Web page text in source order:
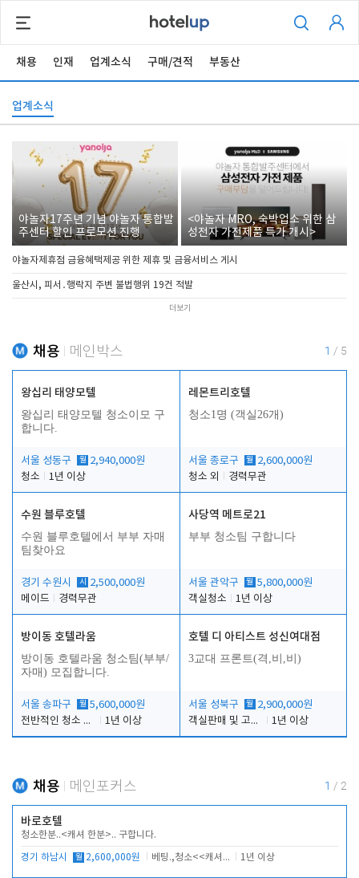
채용 인재 업계소식 구매/견적 부동산
업계소식
야놀자17주년 기념 야놀자 통합발
주센터 할인 프로모션 진행
<야놀자 MRO, 숙박업소 위한 삼
성전자 가전제품 특가 개시>
야놀자제휴점 금융혜택제공 위한 제휴 및 금융서비스 게시
울산시, 피서․행락지 주변 불법행위 19건 적발
더보기
채용 메인박스 1 / 5
왕십리 태양모텔
왕십리 태양모텔 청소이모 구
합니다.
서울 성동구 월 2,940,000원
청소
1년 이상
레몬트리호텔
청소1명 (객실26개)
서울 종로구 월 2,600,000원
청소 외
경력무관
수원 블루호텔
수원 블루호텔에서 부부 자매
팀찾아요
경기 수원시 시
2,500,000원
메이드
경력무관
사당역 메트로21
부부 청소팀 구합니다
서울 관악구 월 5,800,000원
객실청소
1년 이상
방이동 호텔라움
방이동 호텔라움 청소팀(부부/
자매) 모집합니다.
서울 송파구 월 5,600,000원
전반적인 청소 업무(객실청소.객실정리)
1년 이상
호텔 디 아티스트 성신여대점
3교대 프론트(격,비,비)
서울 성북구 월 2,900,000원
객실판매 및 고객응대
1년 이상
채용 메인포커스 1 / 2
바로호텔
청소한분..<캐셔 한분>.. 구합니다.
경기 하남시 월 2,600,000원 베팅.,청소<<캐셔 모셔봅니다. 1년 이상